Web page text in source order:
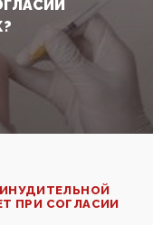
ПРИ СОГЛАСИИ